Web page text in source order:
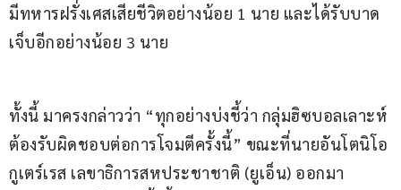
มีทหารฝรั่งเศสเสียชีวิตอย่างน้อย 1 นาย และได้รับบาด
เจ็บอีกอย่างน้อย 3 นาย
ทั้งนี้ มาครงกล่าวว่า “ทุกอย่างบ่งชี้ว่า กลุ่มฮิซบอลเลาะห์
ต้องรับผิดชอบต่อการโจมตีครั้งนี้” ขณะที่นายอันโตนิโอ
กูเตร์เรส เลขาธิการสหประชาชาติ (ยูเอ็น) ออกมา